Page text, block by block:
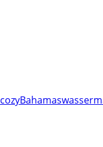
cozyBahamas